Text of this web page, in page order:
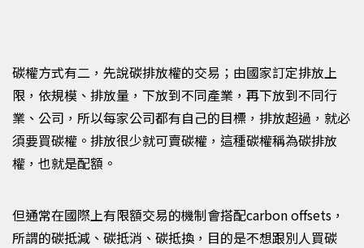
碳權方式有二，先說碳排放權的交易；由國家訂定排放上
限，依規模、排放量，下放到不同產業， 再下放到不同行
業 、 公司，所以每家公司都有自己的目標，排放超過，就必
須要買碳權。排放很少就可賣碳權，這種碳權稱為碳排放
權，也就是配額。
但通常在國際上有限額交易的機制會搭配carbon offsets ，
所謂的碳抵減、碳抵消、碳抵換，目的是不想跟別人買碳